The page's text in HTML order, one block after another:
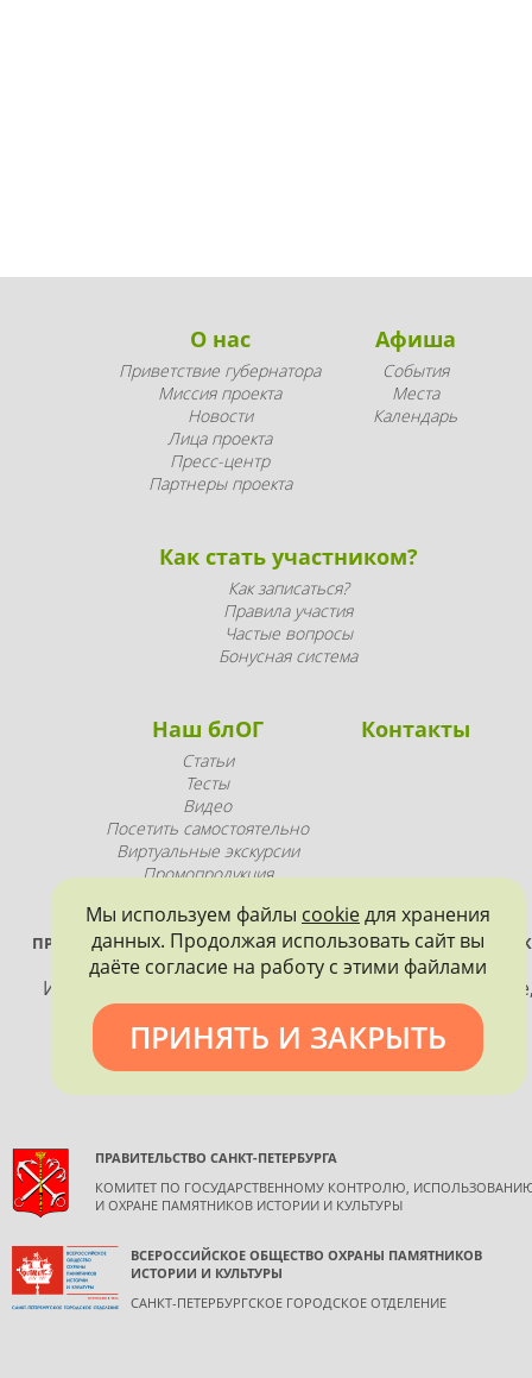
О нас
Приветствие губернатора
Миссия проекта
Новости
Лица проекта
Пресс-центр
Партнеры проекта
Афиша
События
Места
Календарь
Как стать участником?
Как записаться?
Правила участия
Частые вопросы
Бонусная система
Наш блОГ
Статьи
Тесты
Видео
Посетить самостоятельно
Виртуальные экскурсии
Промопродукция
Контакты
ПРОЕКТ РЕАЛИЗУЕТСЯ ПРИ ПОДДЕРЖКЕ ПРАВИТЕЛЬСТВА
ПЕТЕРБУРГА
Использование материалов, размещенных на
допускается только с согласия правообладателя и
обязательной ссылкой на источник информации.
ПРАВИТЕЛЬСТВО САНКТ-ПЕТЕРБУРГА
КОМИТЕТ ПО ГОСУДАРСТВЕННОМУ КОНТРОЛЮ,
И ОХРАНЕ ПАМЯТНИКОВ ИСТОРИИ И КУЛЬТУРЫ
ВСЕРОССИЙСКОЕ ОБЩЕСТВО ОХРАНЫ ПАМЯТНИКОВ
ИСТОРИИ И КУЛЬТУРЫ
САНКТ-ПЕТЕРБУРГСКОЕ ГОРОДСКОЕ ОТДЕЛЕНИЕ
Мы используем файлы cookieдля хранения
данных. Продолжая использовать сайт вы
даёте согласие на работу с этими файлами
ПРИНЯТЬ И ЗАКРЫТЬ